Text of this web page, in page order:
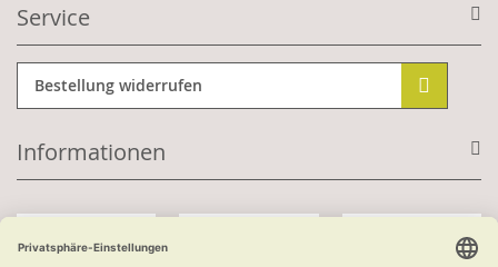
Service
Bestellung widerrufen
Informationen